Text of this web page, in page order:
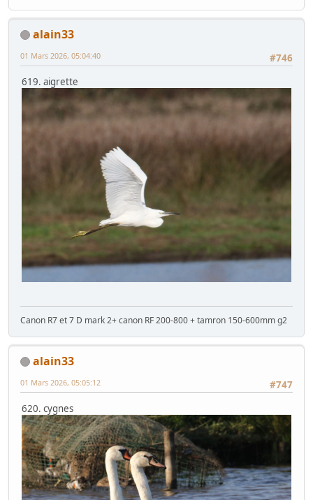
alain33
#746
01 Mars 2026, 05:04:40
619. aigrette
Canon R7 et 7 D mark 2+ canon RF 200-800 + tamron 150-600mm g2
alain33
#747
01 Mars 2026, 05:05:12
620. cygnes